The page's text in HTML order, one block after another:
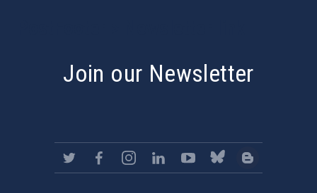
Join our Newsletter